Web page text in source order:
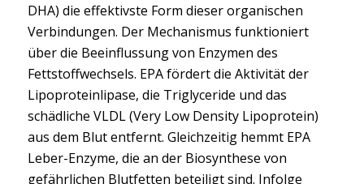
DHA) die effektivste Form dieser organischen
Verbindungen. Der Mechanismus funktioniert
über die Beeinflussung von Enzymen des
Fettstoffwechsels. EPA fördert die Aktivität der
Lipoproteinlipase, die Triglyceride und das
schädliche VLDL (Very Low Density Lipoprotein)
aus dem Blut entfernt. Gleichzeitig hemmt EPA
Leber-Enzyme, die an der Biosynthese von
gefährlichen Blutfetten beteiligt sind. Infolge